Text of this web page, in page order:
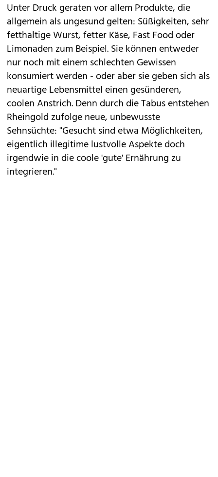
Unter Druck geraten vor allem Produkte, die
allgemein als ungesund gelten: Süßigkeiten, sehr
fetthaltige Wurst, fetter Käse, Fast Food oder
Limonaden zum Beispiel. Sie können entweder
nur noch mit einem schlechten Gewissen
konsumiert werden - oder aber sie geben sich als
neuartige Lebensmittel einen gesünderen,
coolen Anstrich. Denn durch die Tabus entstehen
Rheingold zufolge neue, unbewusste
Sehnsüchte: "Gesucht sind etwa Möglichkeiten,
eigentlich illegitime lustvolle Aspekte doch
irgendwie in die coole 'gute' Ernährung zu
integrieren."